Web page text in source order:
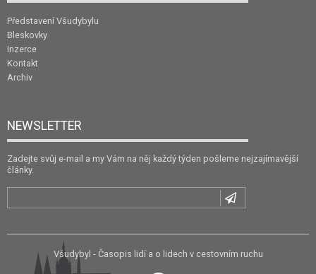
Představení Všudybylu
Bleskovky
Inzerce
Kontakt
Archiv
NEWSLETTER
Zadejte svůj e-mail a my Vám na něj každý týden pošleme nejzajímavější
články.
Všudybyl - Časopis lidí a o lidech v cestovním ruchu